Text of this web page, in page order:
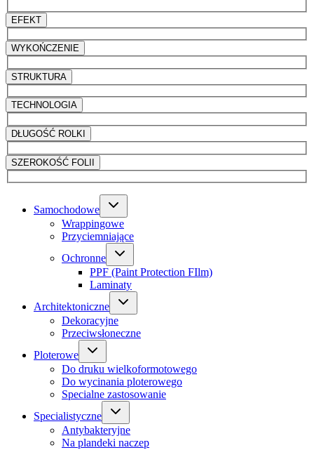
EFEKT
WYKOŃCZENIE
STRUKTURA
TECHNOLOGIA
DŁUGOŚĆ ROLKI
SZEROKOŚĆ FOLII
Samochodowe
Wrappingowe
Przyciemniające
Ochronne
PPF (Paint Protection FIlm)
Laminaty
Architektoniczne
Dekoracyjne
Przeciwsłoneczne
Ploterowe
Do druku wielkoformotowego
Do wycinania ploterowego
Specialne zastosowanie
Specialistyczne
Antybakteryjne
Na plandeki naczep